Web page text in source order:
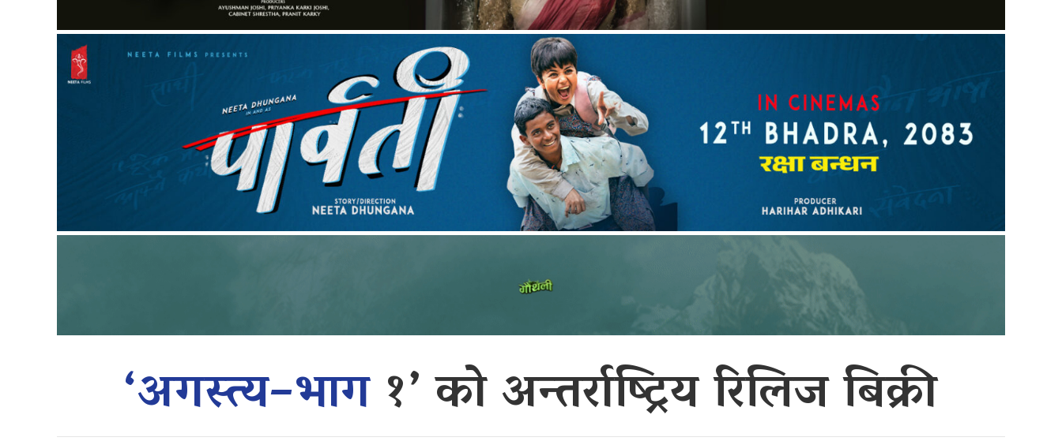
‘अगस्त्य–भाग१’ को अन्तर्राष्ट्रिय रिलिज बिक्री